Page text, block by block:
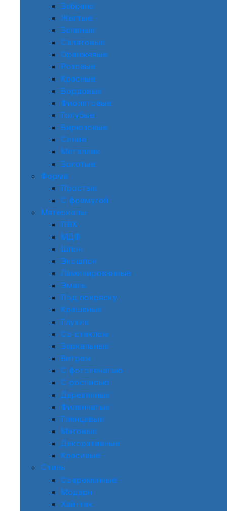
Зебрано
Желтые
Зеленые
Салатовые
Оранжевые
Розовые
Красные
Бордовые
Фиолетовые
Голубые
Бирюзовые
Синие
Металлик
Золотые
Форма
Простые
С фрамугой
Материалы
ПВХ
МДФ
Шпон
Экошпон
Ламинированные
Эмаль
Под покраску
Крашеные
Глухие
Со стеклом
Зеркальные
Витраж
С фотопечатью
С росписью
Деревянные
Филенчатые
Глянцевые
Матовые
Декоративные
Красивые
Стиль
Современные
Модерн
Хай-тек